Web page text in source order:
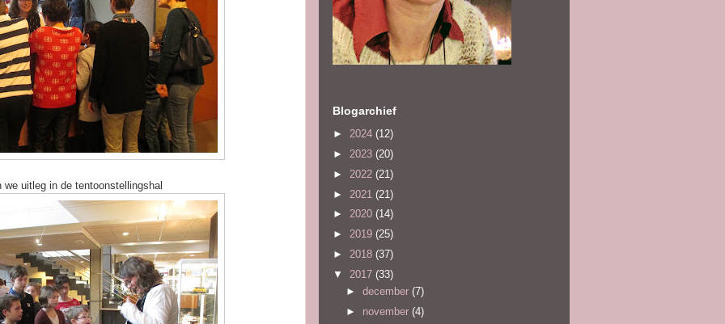
we uitleg in de tentoonstellingshal
Blogarchief
► 2024 (12)
► 2023 (20)
► 2022 (21)
► 2021 (21)
► 2020 (14)
► 2019 (25)
► 2018 (37)
▼ 2017 (33)
► december (7)
► november (4)